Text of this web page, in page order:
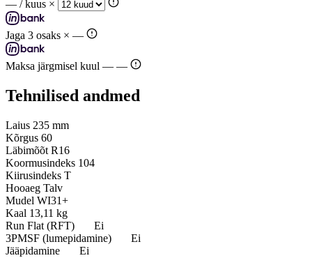
— / kuus ×
Jaga 3 osaks × —
Maksa järgmisel kuul — —
Tehnilised andmed
Laius 235 mm
Kõrgus 60
Läbimõõt R16
Koormusindeks 104
Kiirusindeks T
Hooaeg Talv
Mudel WI31+
Kaal 13,11 kg
Run Flat (RFT)
Ei
3PMSF (lumepidamine)
Ei
Jääpidamine
Ei